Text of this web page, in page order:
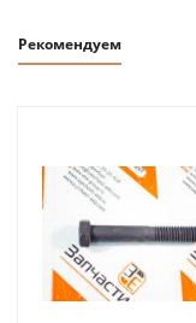
Рекомендуем